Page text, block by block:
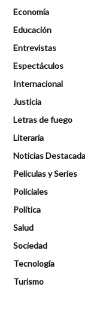
Economía
Educación
Entrevistas
Espectáculos
Internacional
Justicia
Letras de fuego
Literaria
Noticias
Peliculas y Series
Policiales
Política
Salud
Sociedad
Tecnología
Turismo